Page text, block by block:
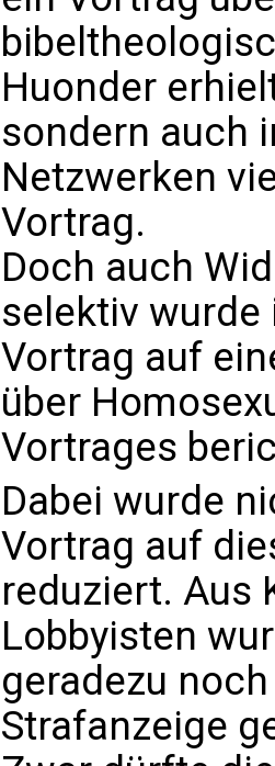
Huonder
sondern auch
Netzwerken
Vortrag.
Doch auch
selektiv wurde
Vortrag auf
über
Vortrages
Dabei wurde
Vortrag auf
reduziert. Aus
Lobbyisten
geradezu
Strafanzeige